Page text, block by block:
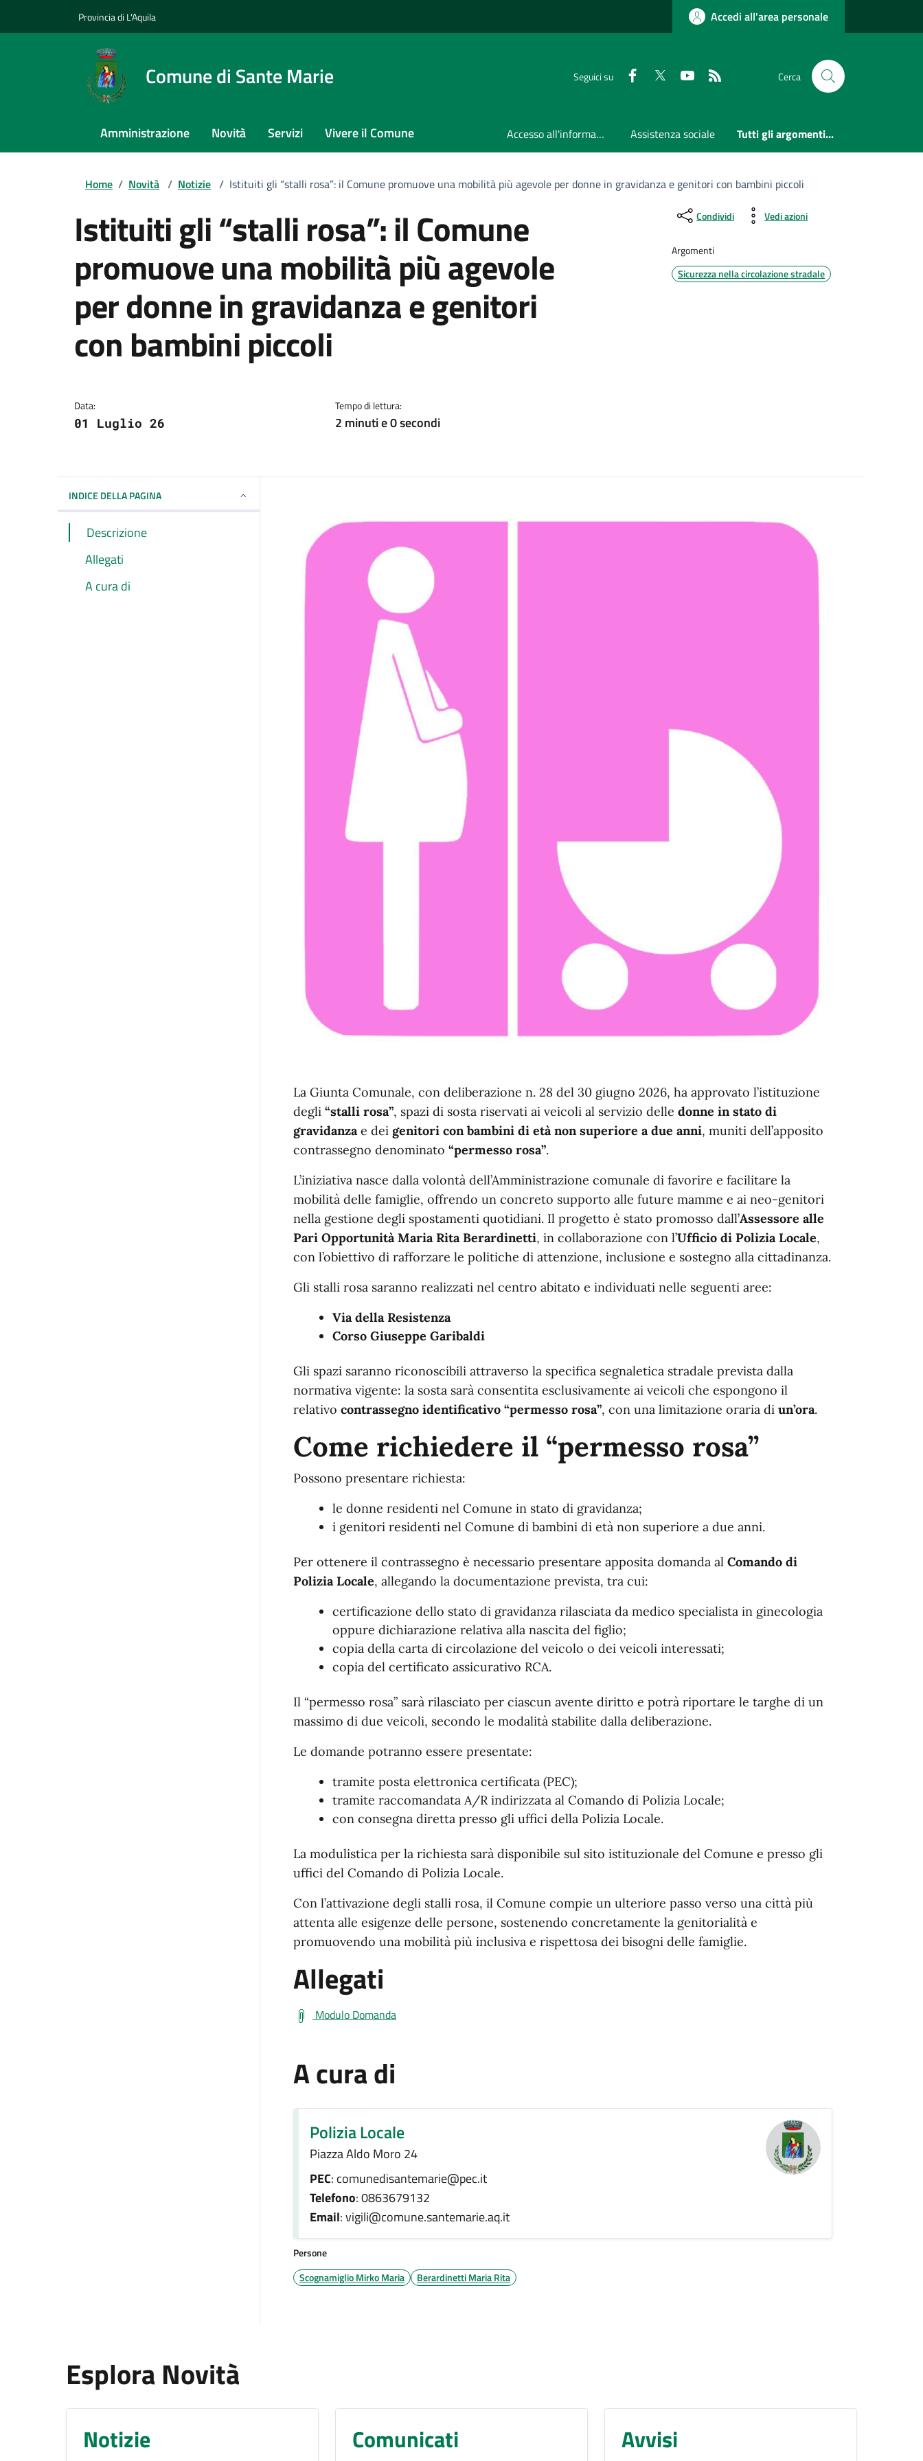
Provincia di L'Aquila Accedi all'area personale
Comune di Sante Marie Seguici su Faceboook
Twitter Youtube Cerca
Amministrazione Novità Servizi Vivere il Comune Accesso all'informazione Assistenza sociale Tutti gli argomenti...
Home / Novità / Notizie / Istituiti gli “stalli rosa”: il Comune promuove una mobilità più agevole per donne in gravidanza e genitori con bambini piccoli
Istituiti gli “stalli rosa”: il Comune
promuove una mobilità più agevole
per donne in gravidanza e genitori
con bambini piccoli
Data:
01 Luglio 26
Tempo di lettura:
2 minuti e 0 secondi
Condividi Vedi azioni
Argomenti
Sicurezza nella circolazione stradale
INDICE DELLA PAGINA
Descrizione
Allegati
A cura di
La Giunta Comunale, con deliberazione n. 28 del 30 giugno 2026, ha approvato l’istituzione
degli “stalli rosa”, spazi di sosta riservati ai veicoli al servizio delle donne in stato di
gravidanzae dei genitori con bambini di età non superiore a due anni, muniti dell’apposito
contrassegno denominato “permesso rosa”.
L’iniziativa nasce dalla volontà dell’Amministrazione comunale di favorire e facilitare la
mobilità delle famiglie, offrendo un concreto supporto alle future mamme e ai neo-genitori
nella gestione degli spostamenti quotidiani. Il progetto è stato promosso dall’Assessore alle
Pari Opportunità Maria Rita Berardinetti, in collaborazione con l’Ufficio di Polizia Locale,
con l’obiettivo di rafforzare le politiche di attenzione, inclusione e sostegno alla cittadinanza.
Gli stalli rosa saranno realizzati nel centro abitato e individuati nelle seguenti aree:
Via della Resistenza
Corso Giuseppe Garibaldi
Gli spazi saranno riconoscibili attraverso la specifica segnaletica stradale prevista dalla
normativa vigente: la sosta sarà consentita esclusivamente ai veicoli che espongono il
relativo contrassegno identificativo “permesso rosa”, con una limitazione oraria di un’ora.
Come richiedere il “permesso rosa”
Possono presentare richiesta:
le donne residenti nel Comune in stato di gravidanza;
i genitori residenti nel Comune di bambini di età non superiore a due anni.
Per ottenere il contrassegno è necessario presentare apposita domanda al Comando di
Polizia Locale, allegando la documentazione prevista, tra cui:
certificazione dello stato di gravidanza rilasciata da medico specialista in ginecologia
oppure dichiarazione relativa alla nascita del figlio;
copia della carta di circolazione del veicolo o dei veicoli interessati;
copia del certificato assicurativo RCA.
Il “permesso rosa” sarà rilasciato per ciascun avente diritto e potrà riportare le targhe di un
massimo di due veicoli, secondo le modalità stabilite dalla deliberazione.
Le domande potranno essere presentate:
tramite posta elettronica certificata (PEC);
tramite raccomandata A/R indirizzata al Comando di Polizia Locale;
con consegna diretta presso gli uffici della Polizia Locale.
La modulistica per la richiesta sarà disponibile sul sito istituzionale del Comune e presso gli
uffici del Comando di Polizia Locale.
Con l’attivazione degli stalli rosa, il Comune compie un ulteriore passo verso una città più
attenta alle esigenze delle persone, sostenendo concretamente la genitorialità e
promuovendo una mobilità più inclusiva e rispettosa dei bisogni delle famiglie.
Allegati
Modulo Domanda
A cura di
Polizia Locale
Piazza Aldo Moro 24
PEC: comunedisantemarie@pec.it
Telefono: 0863679132
Email: vigili@comune.santemarie.aq.it
Persone
Scognamiglio Mirko Maria
Berardinetti Maria Rita
Esplora Novità
Notizie Comunicati Avvisi